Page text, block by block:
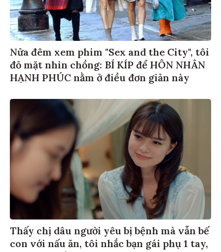
Nửa đêm xem phim "Sex and the City", tôi
đỏ mặt nhìn chồng: BÍ KÍP để HÔN NHÂN
HẠNH PHÚC nằm ở điều đơn giản này
Thấy chị dâu người yêu bị bệnh mà vẫn bế
con với nấu ăn, tôi nhắc bạn gái phụ 1 tay,